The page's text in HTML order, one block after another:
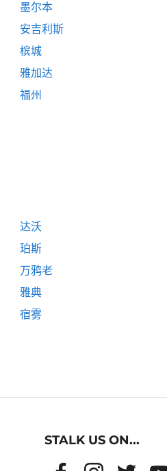
墨尔本
安吉利斯
槟城
雅加达
福州
达沃
珀斯
万鸦老
雅典
宿雾
STALK US ON...